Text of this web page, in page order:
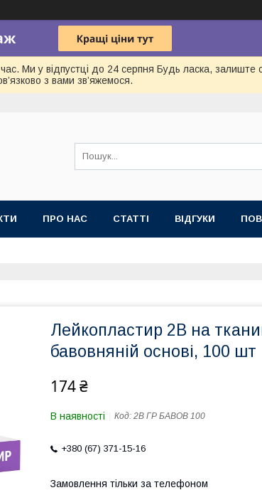
Ми у відпустці до 24 серпня Будь ласка,
з вами зв’яжемося.
ПРО НАС СТАТТІ ВІДГУКИ
Лейкопластир 2В на
бавовняній основі, 100 шт
174 ₴
В наявності Код: 2В ГР БАВОВ 100
+380 (67) 371-15-16
Замовлення тільки за телефоном